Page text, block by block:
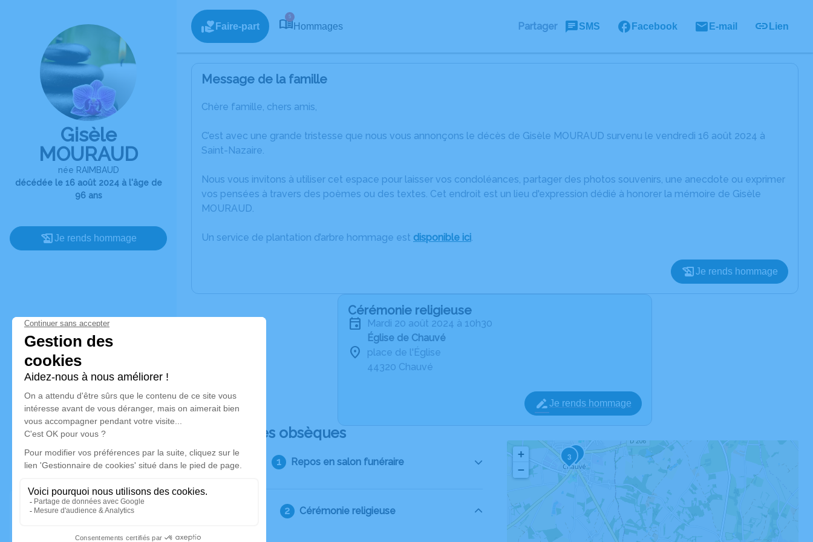
Gisèle
MOURAUD
née RAIMBAUD
décédée le 16 août 2024 à l'âge de
96 ans
Je rends hommage
Faire-part
5
Hommages Partager SMS Facebook E-mail Lien
Message de la famille
Chère famille, chers amis,
C’est avec une grande tristesse que nous vous annonçons le décès de Gisèle MOURAUD survenu le vendredi 16 août 2024 à
Saint-Nazaire.
Nous vous invitons à utiliser cet espace pour laisser vos condoléances, partager des photos souvenirs, une anecdote ou exprimer
vos pensées à travers des poèmes ou des textes. Cet endroit est un lieu d'expression dédié à honorer la mémoire de Gisèle
MOURAUD.
Un service de plantation d’arbre hommage est disponible ici.
Je rends hommage
Cérémonie religieuse
mardi 20 août 2024 à 10h30
Église de Chauvé
place de l'Église
44320 Chauvé
Je rends hommage
Déroulé des obsèques
Repos en salon funéraire
Cérémonie religieuse
2
3
+
−